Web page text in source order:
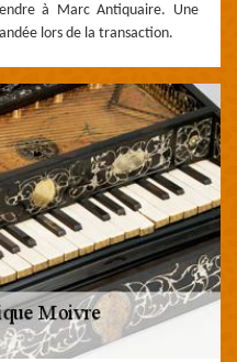
à Marc Antiquaire. Une
lors de la transaction.